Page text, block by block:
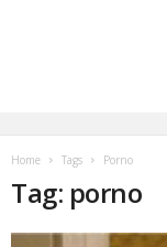
Home Tags Porno
Tag: porno